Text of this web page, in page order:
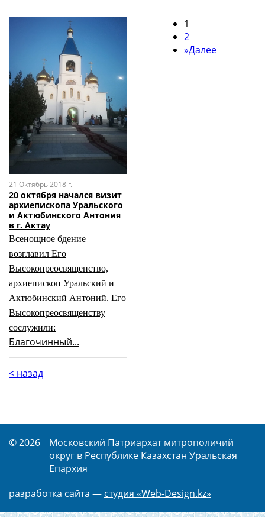
21 Октябрь 2018 г.
20 октября начался визит
архиепископа Уральского
и Актюбинского Антония
в г. Актау
Всенощное бдение
возглавил Его
Высокопреосвященство,
архиепископ Уральский и
Актюбинский Антоний. Его
Высокопреосвященству
сослужили:
Благочинный...
1
2
»Далее
< назад
© 2026
Московский Патриархат митрополичий
округ в Республике Казахстан Уральская
Епархия
разработка сайта — студия «Web-Design.kz»